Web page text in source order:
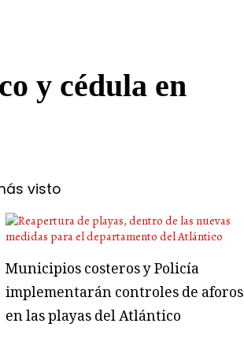
y cédula en
visto
Municipios costeros y Policía
implementarán controles de aforos
en las playas del Atlántico